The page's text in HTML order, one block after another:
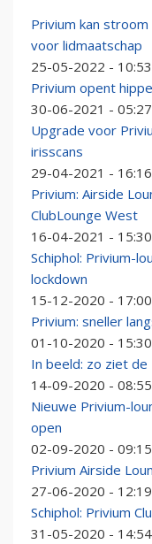
Privium kan
voor lidmaatschap
25-05-2022 - 10:53
Privium opent
30-06-2021 - 05:27
Upgrade voor
irisscans
29-04-2021 - 16:16
Privium: Airside
ClubLounge West
16-04-2021 - 15:30
Schiphol: Privium-
lockdown
15-12-2020 - 17:00
Privium: sneller
01-10-2020 - 15:30
In beeld: zo ziet
14-09-2020 - 08:55
Nieuwe Privium-
open
02-09-2020 - 09:15
Privium Airside
27-06-2020 - 12:19
Schiphol: Privium
31-05-2020 - 14:54